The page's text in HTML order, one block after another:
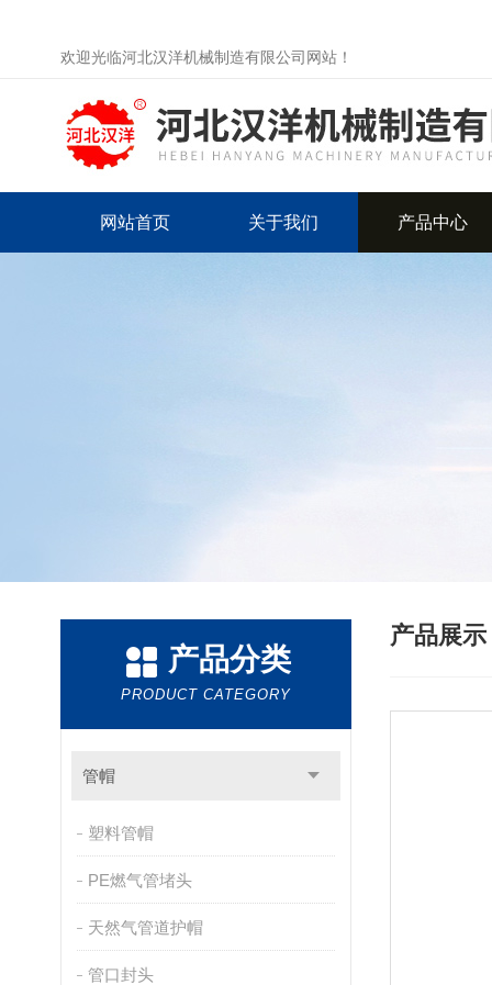
欢迎光临河北汉洋机械制造有限公司网站！
网站首页 关于我们 产品中心
产品分类
PRODUCT CATEGORY
管帽
塑料管帽
PE燃气管堵头
天然气管道护帽
管口封头
产品展示